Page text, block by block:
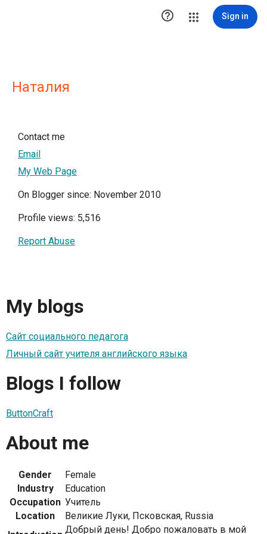
 Sign in
Наталия
Contact me
Email
My Web Page
On Blogger since: November 2010
Profile views: 5,516
Report Abuse
My blogs
Сайт социального педагога
Личный сайт учителя английского языка
Blogs I follow
ButtonCraft
About me
Gender
Female
Industry
Education
Occupation Учитель
Location
Великие Луки, Псковская, Russia
Добрый день! Добро пожаловать в мой